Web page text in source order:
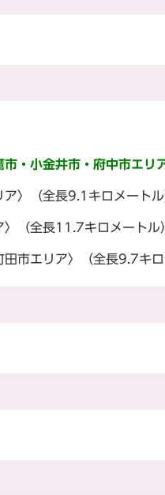
・小金井市・府中市エリ
〉（全長9.1キロメートル
（全長11.7キロメートル
市エリア〉（全長9.7キロ